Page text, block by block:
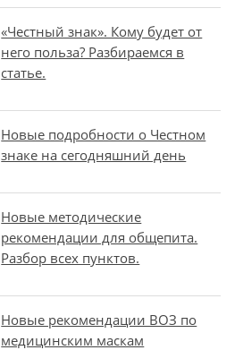
«Честный знак». Кому будет от
него польза? Разбираемся в
статье.
Новые подробности о Честном
знаке на сегодняшний день
Новые методические
рекомендации для общепита.
Разбор всех пунктов.
Новые рекомендации ВОЗ по
медицинским маскам